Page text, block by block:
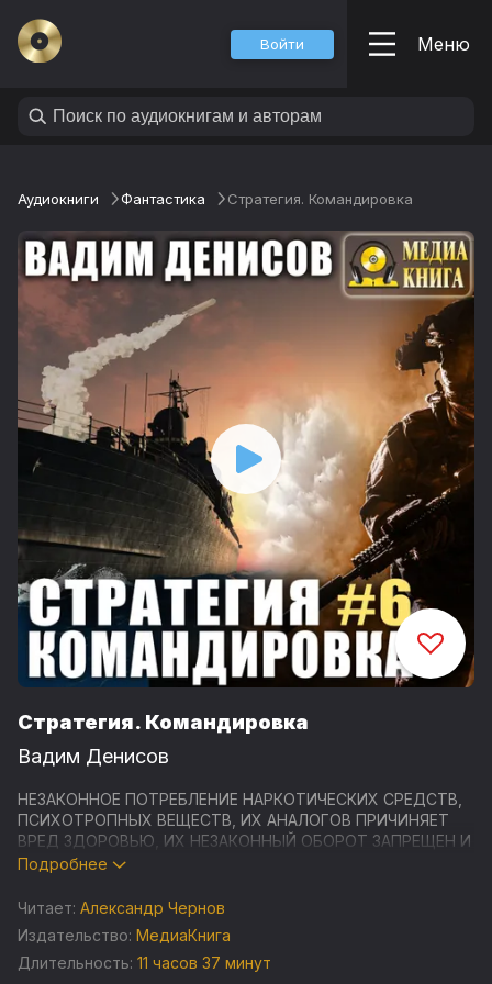
Войти Меню
Аудиокниги Фантастика Стратегия. Командировка
Стратегия. Командировка
Вадим Денисов
НЕЗАКОННОЕ ПОТРЕБЛЕНИЕ НАРКОТИЧЕСКИХ СРЕДСТВ,
ПСИХОТРОПНЫХ ВЕЩЕСТВ, ИХ АНАЛОГОВ ПРИЧИНЯЕТ
ВРЕД ЗДОРОВЬЮ, ИХ НЕЗАКОННЫЙ ОБОРОТ ЗАПРЕЩЕН И
ВЛЕЧЕТ УСТАНОВЛЕННУЮ ЗАКОНОДАТЕЛЬСТВОМ
Студия "МедиаКнига" представляет "Стратегия.
Командировка" - шестую аудиокнигу серии "Стратегия"
популярного российского писателя Вадима Денисова.
Подробнее
Читает: Александр Чернов
Издательство: МедиаКнига
Длительность: 11 часов 37 минут